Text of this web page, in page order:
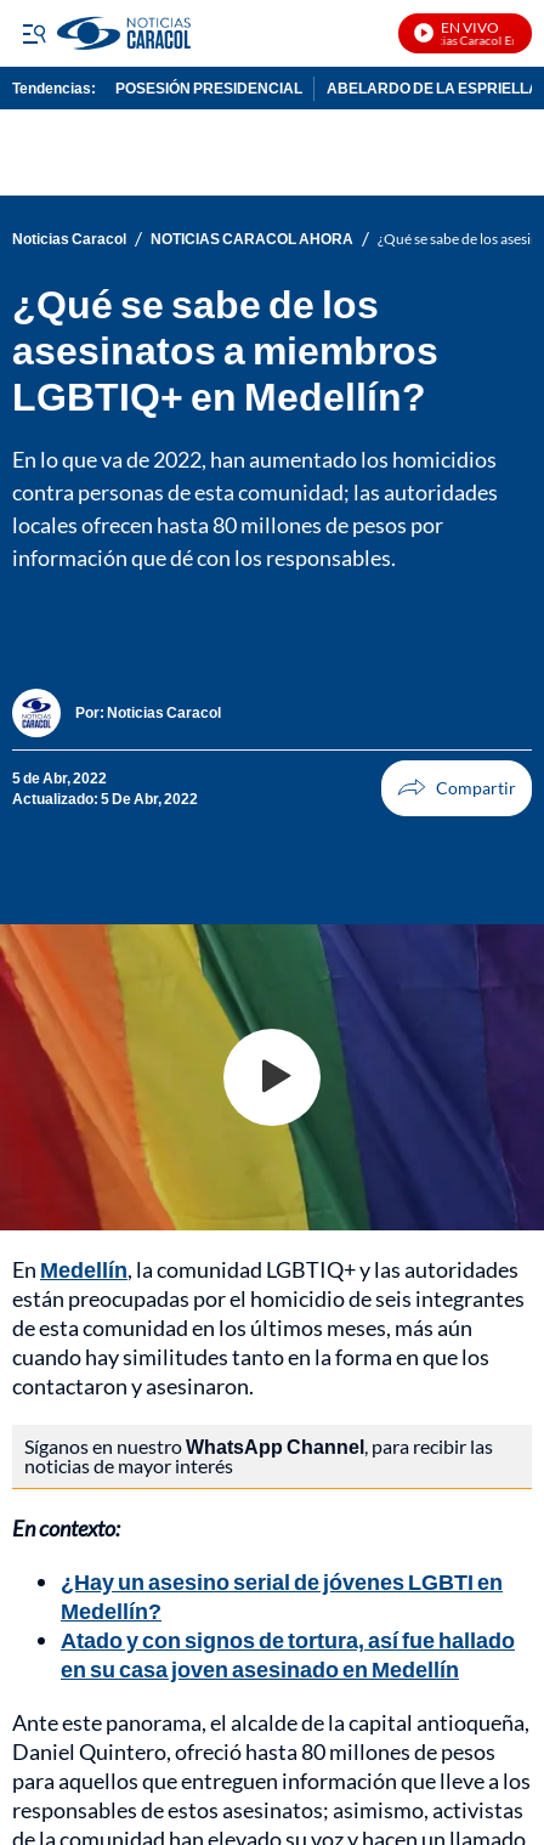
EN VIVO
Noticias Caracol En Vivo
Tendencias: POSESIÓN PRESIDENCIAL ABELARDO DE LA ESPRIELLA
Noticias Caracol / NOTICIAS CARACOL AHORA / ¿Qué se sabe de los
¿Qué se sabe de los
asesinatos a miembros
LGBTIQ+ en Medellín?
En lo que va de 2022, han aumentado los homicidios
contra personas de esta comunidad; las autoridades
locales ofrecen hasta 80 millones de pesos por
información que dé con los responsables.
Por: Noticias Caracol
5 de Abr, 2022
Actualizado: 5 De Abr, 2022
En Medellín, la comunidad LGBTIQ+ y las autoridades
están preocupadas por el homicidio de seis integrantes
de esta comunidad en los últimos meses, más aún
cuando hay similitudes tanto en la forma en que los
contactaron y asesinaron.
Síganos en nuestroWhatsApp Channel, para recibir las
noticias de mayor interés
En contexto:
¿Hay un asesino serial de jóvenes LGBTI en
Medellín?
Atado y con signos de tortura, así fue hallado
en su casa joven asesinado en Medellín
Ante este panorama, el alcalde de la capital antioqueña,
Daniel Quintero, ofreció hasta 80 millones de pesos
para aquellos que entreguen información que lleve a los
responsables de estos asesinatos; asimismo, activistas
de la comunidad han elevado su voz y hacen un llamado